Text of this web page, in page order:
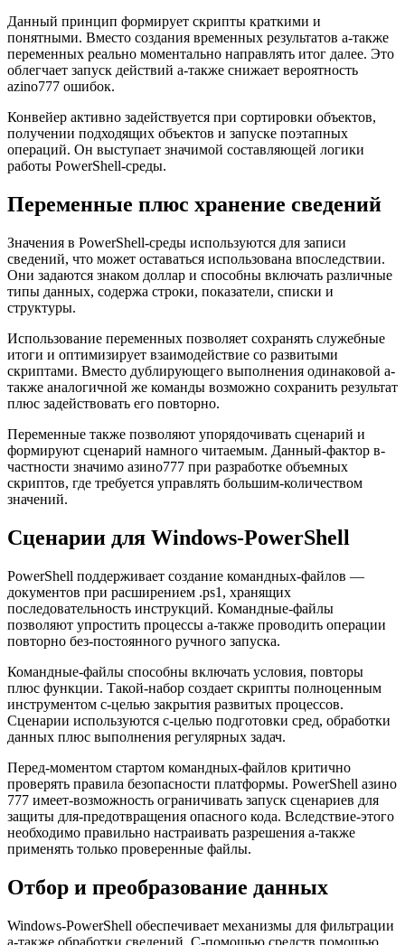
Данный принцип формирует скрипты краткими и
понятными. Вместо создания временных результатов а-также
переменных реально моментально направлять итог далее. Это
облегчает запуск действий а-также снижает вероятность
azino777 ошибок.
Конвейер активно задействуется при сортировки объектов,
получении подходящих объектов и запуске поэтапных
операций. Он выступает значимой составляющей логики
работы PowerShell-среды.
Переменные плюс хранение сведений
Значения в PowerShell-среды используются для записи
сведений, что может оставаться использована впоследствии.
Они задаются знаком доллар и способны включать различные
типы данных, содержа строки, показатели, списки и
структуры.
Использование переменных позволяет сохранять служебные
итоги и оптимизирует взаимодействие со развитыми
скриптами. Вместо дублирующего выполнения одинаковой а-
также аналогичной же команды возможно сохранить результат
плюс задействовать его повторно.
Переменные также позволяют упорядочивать сценарий и
формируют сценарий намного читаемым. Данный-фактор в-
частности значимо азино777 при разработке объемных
скриптов, где требуется управлять большим-количеством
значений.
Сценарии для Windows-PowerShell
PowerShell поддерживает создание командных-файлов —
документов при расширением .ps1, хранящих
последовательность инструкций. Командные-файлы
позволяют упростить процессы а-также проводить операции
повторно без-постоянного ручного запуска.
Командные-файлы способны включать условия, повторы
плюс функции. Такой-набор создает скрипты полноценным
инструментом с-целью закрытия развитых процессов.
Сценарии используются с-целью подготовки сред, обработки
данных плюс выполнения регулярных задач.
Перед-моментом стартом командных-файлов критично
проверять правила безопасности платформы. PowerShell азино
777 имеет-возможность ограничивать запуск сценариев для
защиты для-предотвращения опасного кода. Вследствие-этого
необходимо правильно настраивать разрешения а-также
применять только проверенные файлы.
Отбор и преобразование данных
Windows-PowerShell обеспечивает механизмы для фильтрации
а-также обработки сведений. С-помощью средств помощью